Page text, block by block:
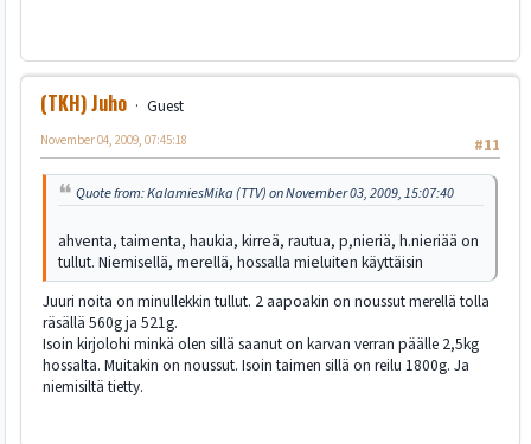
(TKH) Juho
Guest
#11
November 04, 2009, 07:45:18
Quote from: KalamiesMika (TTV) on November 03, 2009, 15:07:40
ahventa, taimenta, haukia, kirreä, rautua, p,nieriä, h.nieriää on
tullut. Niemisellä, merellä, hossalla mieluiten käyttäisin
Juuri noita on minullekkin tullut. 2 aapoakin on noussut merellä tolla
räsällä 560g ja 521g.
Isoin kirjolohi minkä olen sillä saanut on karvan verran päälle 2,5kg
hossalta. Muitakin on noussut. Isoin taimen sillä on reilu 1800g. Ja
niemisiltä tietty.